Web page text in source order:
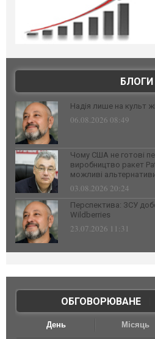
БЛОГИ
Надія лише на культ
06.08.2026 08:49
Чому США не готові
виробництво ракет
можливі
03.08.2026 20:24
Перспектива: ЗСУ
Wildberries
23.07.2026 11:31
ОБГОВОРЮВАНЕ|
День Місяць